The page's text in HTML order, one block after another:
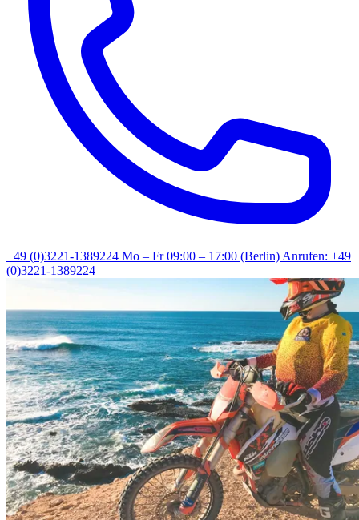
+49 (0)3221-1389224 Mo – Fr 09:00 – 17:00 (Berlin)Anrufen: +49
(0)3221-1389224